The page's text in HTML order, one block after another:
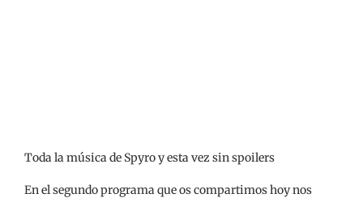
Toda la música de Spyro y esta vez sin spoilers
En el segundo programa que os compartimos hoy nos